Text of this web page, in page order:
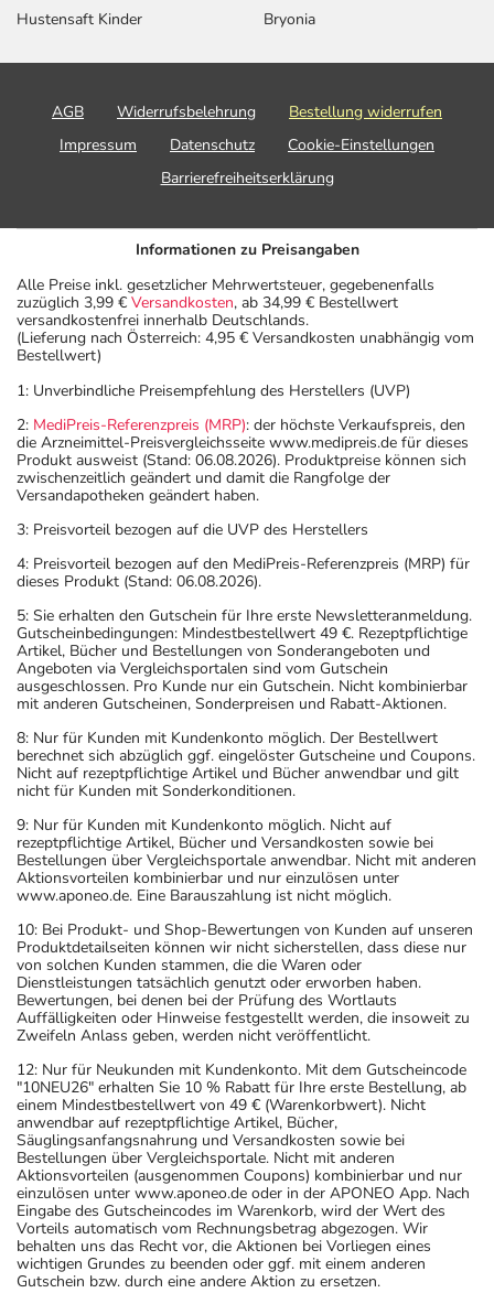
Hustensaft Kinder
Bryonia
AGB Widerrufsbelehrung
Bestellung widerrufen
Impressum
Datenschutz
Cookie-Einstellungen
Barrierefreiheitserklärung
Informationen zu Preisangaben
Alle Preise inkl. gesetzlicher Mehrwertsteuer, gegebenenfalls
zuzüglich 3,99 € Versandkosten, ab 34,99 € Bestellwert
versandkostenfrei innerhalb Deutschlands.
(Lieferung nach Österreich: 4,95 € Versandkosten unabhängig vom
Bestellwert)
1: Unverbindliche Preisempfehlung des Herstellers (UVP)
2: MediPreis-Referenzpreis (MRP): der höchste Verkaufspreis, den
die Arzneimittel-Preisvergleichsseite www.medipreis.de für dieses
Produkt ausweist (Stand: 06.08.2026). Produktpreise können sich
zwischenzeitlich geändert und damit die Rangfolge der
Versandapotheken geändert haben.
3: Preisvorteil bezogen auf die UVP des Herstellers
4: Preisvorteil bezogen auf den MediPreis-Referenzpreis (MRP) für
dieses Produkt (Stand: 06.08.2026).
5: Sie erhalten den Gutschein für Ihre erste Newsletteranmeldung.
Gutscheinbedingungen: Mindestbestellwert 49 €. Rezeptpflichtige
Artikel, Bücher und Bestellungen von Sonderangeboten und
Angeboten via Vergleichsportalen sind vom Gutschein
ausgeschlossen. Pro Kunde nur ein Gutschein. Nicht kombinierbar
mit anderen Gutscheinen, Sonderpreisen und Rabatt-Aktionen.
8: Nur für Kunden mit Kundenkonto möglich. Der Bestellwert
berechnet sich abzüglich ggf. eingelöster Gutscheine und Coupons.
Nicht auf rezeptpflichtige Artikel und Bücher anwendbar und gilt
nicht für Kunden mit Sonderkonditionen.
9: Nur für Kunden mit Kundenkonto möglich. Nicht auf
rezeptpflichtige Artikel, Bücher und Versandkosten sowie bei
Bestellungen über Vergleichsportale anwendbar. Nicht mit anderen
Aktionsvorteilen kombinierbar und nur einzulösen unter
www.aponeo.de. Eine Barauszahlung ist nicht möglich.
10: Bei Produkt- und Shop-Bewertungen von Kunden auf unseren
Produktdetailseiten können wir nicht sicherstellen, dass diese nur
von solchen Kunden stammen, die die Waren oder
Dienstleistungen tatsächlich genutzt oder erworben haben.
Bewertungen, bei denen bei der Prüfung des Wortlauts
Auffälligkeiten oder Hinweise festgestellt werden, die insoweit zu
Zweifeln Anlass geben, werden nicht veröffentlicht.
12: Nur für Neukunden mit Kundenkonto. Mit dem Gutscheincode
"10NEU26" erhalten Sie 10 % Rabatt für Ihre erste Bestellung, ab
einem Mindestbestellwert von 49 € (Warenkorbwert). Nicht
anwendbar auf rezeptpflichtige Artikel, Bücher,
Säuglingsanfangsnahrung und Versandkosten sowie bei
Bestellungen über Vergleichsportale. Nicht mit anderen
Aktionsvorteilen (ausgenommen Coupons) kombinierbar und nur
einzulösen unter www.aponeo.de oder in der APONEO App. Nach
Eingabe des Gutscheincodes im Warenkorb, wird der Wert des
Vorteils automatisch vom Rechnungsbetrag abgezogen. Wir
behalten uns das Recht vor, die Aktionen bei Vorliegen eines
wichtigen Grundes zu beenden oder ggf. mit einem anderen
Gutschein bzw. durch eine andere Aktion zu ersetzen.